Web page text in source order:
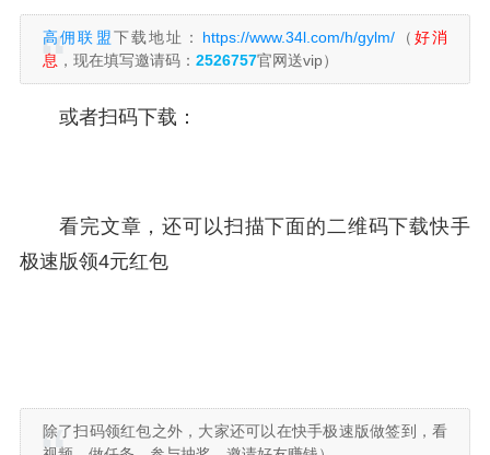
高佣联盟下载地址： https://www.34l.com/h/gylm/（ 好消
息 ，现在填写邀请码： 2526757官网送vip）
或者扫码下载：
看完文章，还可以扫描下面的二维码下载快手
极速版领4元红包
除了扫码领红包之外，大家还可以在快手极速版做签到，看